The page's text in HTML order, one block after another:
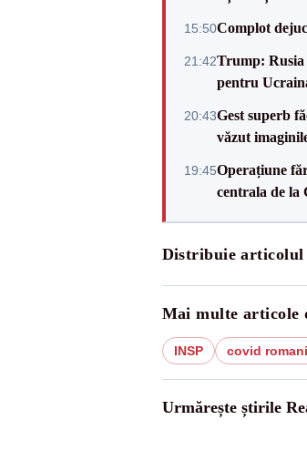
15:50Complot
21:42Trump: Rusia
pentru
20:43Gest superb
văzut
19:45Operațiune
centrala de la
Distribuie articolul
Mai multe articole
INSP covid
Urmărește știrile